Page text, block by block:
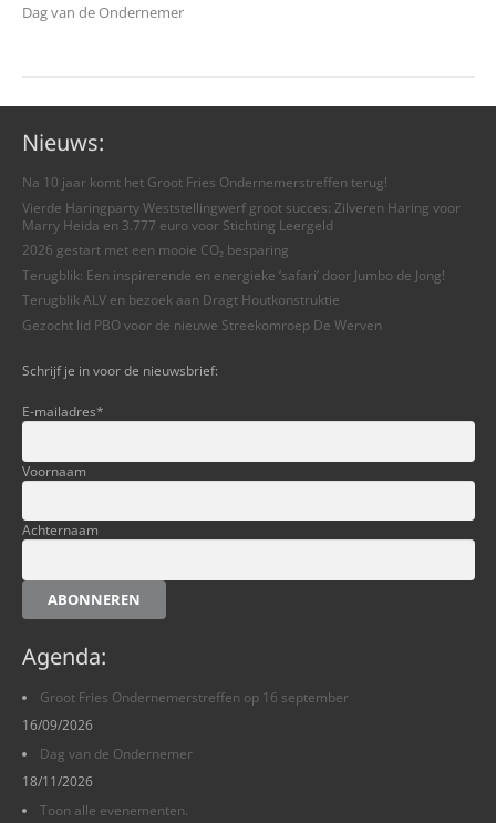
Dag van de Ondernemer
Nieuws:
Na 10 jaar komt het Groot Fries Ondernemerstreffen terug!
Vierde Haringparty Weststellingwerf groot succes: Zilveren Haring voor
Marry Heida en 3.777 euro voor Stichting Leergeld
2026 gestart met een mooie CO₂ besparing
Terugblik: Een inspirerende en energieke ‘safari’ door Jumbo de Jong!
Terugblik ALV en bezoek aan Dragt Houtkonstruktie
Gezocht lid PBO voor de nieuwe Streekomroep De Werven
Schrijf je in voor de nieuwsbrief:
E-mailadres*
Voornaam
Achternaam
ABONNEREN
Agenda:
Groot Fries Ondernemerstreffen op 16 september
16/09/2026
Dag van de Ondernemer
18/11/2026
Toon alle evenementen.